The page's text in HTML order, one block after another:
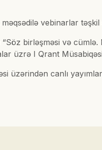
vebinarlar təşkil
birləşməsi və
üzrə I Qrant
üzərindən canlı